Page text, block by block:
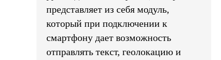
представляет из себя модуль,
который при подключении к
смартфону дает возможность
отправлять текст, геолокацию и